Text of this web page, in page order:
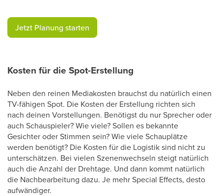
​Jetzt Planung starten
Kosten für die Spot-Erstellung
Neben den reinen Mediakosten brauchst du natürlich einen
TV-fähigen Spot. Die Kosten der Erstellung richten sich
nach deinen Vorstellungen. Benötigst du nur Sprecher oder
auch Schauspieler? Wie viele? Sollen es bekannte
Gesichter oder Stimmen sein? Wie viele Schauplätze
werden benötigt? Die Kosten für die Logistik sind nicht zu
unterschätzen. Bei vielen Szenenwechseln steigt natürlich
auch die Anzahl der Drehtage. Und dann kommt natürlich
die Nachbearbeitung dazu. Je mehr Special Effects, desto
aufwändiger.